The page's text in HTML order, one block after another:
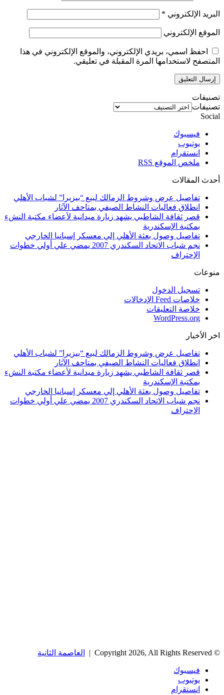
البريد الإلكتروني *
الموقع الإلكتروني
احفظ اسمي، بريدي الإلكتروني، والموقع الإلكتروني في هذا
المتصفح لاستخدامها المرة المقبلة في تعليقي.
تصنيفات
تصنيفات
Social
فيسبوك
يوتيوب
انستقرام
ملخص الموقع RSS
أحدث المقالات
تفاصيل عرض وشروط الزمالك لبيع “بيزيرا” لشباب الأهلي
انطلاق فعاليات النشاط الصيفي بمتاحف الآثار
قصر ثقافة الشاطبي يشهد زيارة ميدانية لأعضاء مكتبة النشء
بمكتبة الإسكندرية
تفاصيل وصول بعثة الأهلي إلي معسكر إسبانيا الخارجي
نجم شباب الاتحاد السكندري 2007 يمضي علي أولي خطوات
الإحتراف
منوعات
تسجيل الدخول
خلاصات Feed الإدخالات
خلاصة التعليقات
WordPress.org
اخر الأخبار
تفاصيل عرض وشروط الزمالك لبيع “بيزيرا” لشباب الأهلي
انطلاق فعاليات النشاط الصيفي بمتاحف الآثار
قصر ثقافة الشاطبي يشهد زيارة ميدانية لأعضاء مكتبة النشء
بمكتبة الإسكندرية
تفاصيل وصول بعثة الأهلي إلي معسكر إسبانيا الخارجي
نجم شباب الاتحاد السكندري 2007 يمضي علي أولي خطوات
الإحتراف
© Copyright 2026, All Rights Reserved | العاصمة الثانية
فيسبوك
يوتيوب
انستقرام